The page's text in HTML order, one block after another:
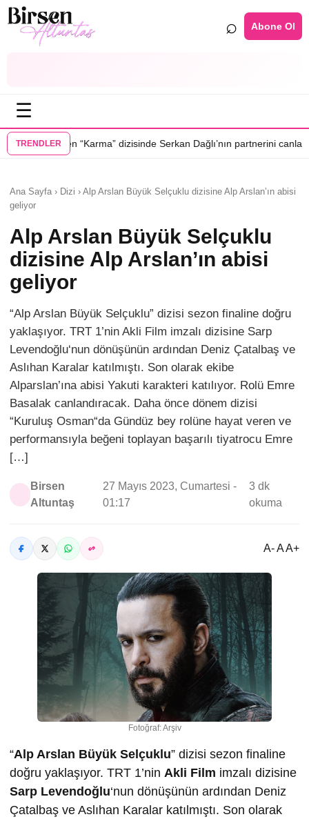
⌕ Abone Ol
☰
TRENDLER
dizisinde Serkan Dağlı’nın partnerini canlandıracak•Daha 17’ye
Ana Sayfa › Dizi › Alp Arslan Büyük Selçuklu dizisine Alp Arslan’ın abisi
geliyor
Alp Arslan Büyük Selçuklu
dizisine Alp Arslan’ın abisi
geliyor
“Alp Arslan Büyük Selçuklu” dizisi sezon finaline doğru
yaklaşıyor. TRT 1’nin Akli Film imzalı dizisine Sarp
Levendoğlu‘nun dönüşünün ardından Deniz Çatalbaş ve
Aslıhan Karalar katılmıştı. Son olarak ekibe
Alparslan’ına abisi Yakuti karakteri katılıyor. Rolü Emre
Basalak canlandıracak. Daha önce dönem dizisi
“Kuruluş Osman“da Gündüz bey rolüne hayat veren ve
performansıyla beğeni toplayan başarılı tiyatrocu Emre
[…]
Birsen
Altuntaş
27 Mayıs 2023, Cumartesi -
01:17
3 dk
okuma
A- A A+
Fotoğraf: Arşiv
“Alp Arslan Büyük Selçuklu” dizisi sezon finaline
doğru yaklaşıyor. TRT 1’nin Akli Film imzalı dizisine
Sarp Levendoğlu‘nun dönüşünün ardından Deniz
Çatalbaş ve Aslıhan Karalar katılmıştı. Son olarak